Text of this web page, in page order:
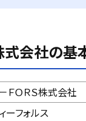
式会社の基
ＦＯＲＳ株式会社
ーフォルス